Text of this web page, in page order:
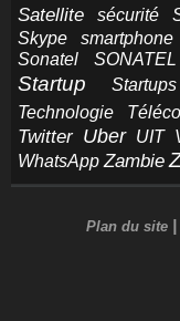
Satellite sécurité
Skype
smartphone
Sonatel
SONATEL
Startup Startups
Technologie
Twitter Uber UIT
WhatsApp Zambie
Plan du site |